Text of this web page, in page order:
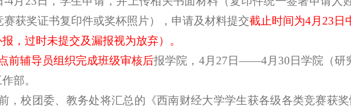
赛获奖证书复印件或奖杯照片），申请及材料提交截止时间为4月23日
，过时未提交及漏报视为放弃）。
前辅导员组织完成班级审核后报学院， 4月27日——4月30日学院（研
部。
，校团委、教务处将汇总的《西南财经大学学生获各级各类竞赛获